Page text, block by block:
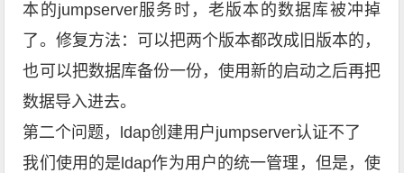
本的jumpserver服务时，老版本的数据库被冲掉
了。修复方法：可以把两个版本都改成旧版本的，
也可以把数据库备份一份，使用新的启动之后再把
数据导入进去。
第二个问题，ldap创建用户jumpserver认证不了
我们使用的是ldap作为用户的统一管理，但是，使